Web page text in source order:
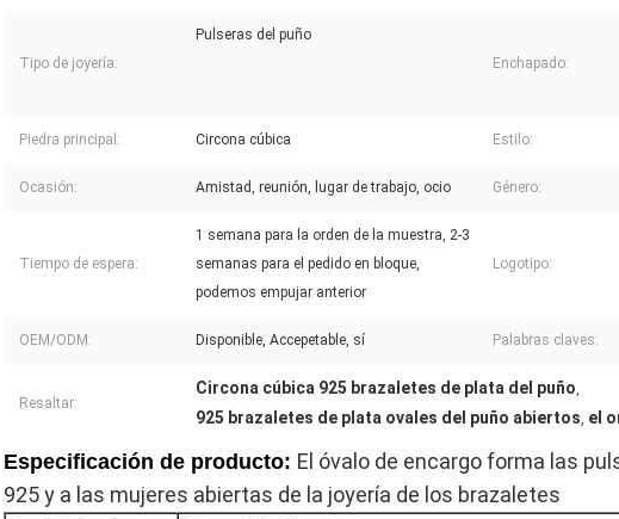
Tipo de joyería:
Pulseras del puño
Enchapado:
Piedra principal: Circona cúbica Estilo:
Ocasión: Amistad, reunión, lugar de trabajo, ocio Género:
Tiempo de espera:
1 semana para la orden de la muestra, 2-3
semanas para el pedido en bloque,
podemos empujar anterior
Logotipo:
OEM/ODM: Disponible, Accepetable, sí Palabras claves:
Resaltar:
Circona cúbica 925 brazaletes de plata del puño,
925 brazaletes de plata ovales del puño abiertos, el
Especificación de producto: El óvalo de encargo forma las
925 y a las mujeres abiertas de la joyería de los brazaletes